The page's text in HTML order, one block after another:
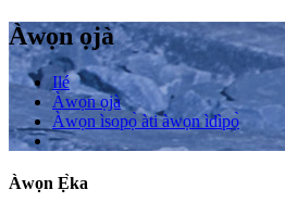
Àwọn ọjà
Ilé
Àwọn ọjà
Àwọn ìsopọ̀ àti àwọn ìdìpọ̀
Àwọn Ẹ̀ka